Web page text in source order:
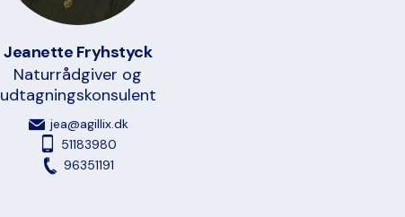
Jeanette Fryhstyck
Naturrådgiver og
udtagningskonsulent
jea@agillix.dk
51183980
96351191